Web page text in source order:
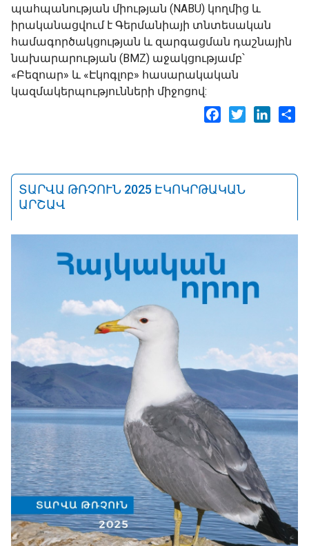
պահպանության միության (NABU) կողմից և
իրականացվում է Գերմանիայի տնտեսական
համագործակցության և զարգացման դաշնային
նախարարության (BMZ) աջակցությամբ՝
«Բեզոար» և «Էկոգլոբ» հասարակական
կազմակերպությունների միջոցով:
Facebook
Twitter
ՏԱՐՎԱ ԹՌՉՈՒՆ 2025 ԷԿՈԿՐԹԱԿԱՆ
ԱՐՇԱՎ